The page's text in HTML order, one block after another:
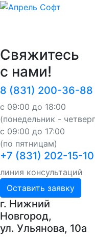
Свяжитесь
с нами!
8 (831) 200-36-88
с 09:00 до 18:00
(понедельник -
с 09:00 до 17:00
(по пятницам)
+7 (831) 202-15-10
линия консультаций
Оставить заявку
г. Нижний
Новгород,
ул. Ульянова, 10a